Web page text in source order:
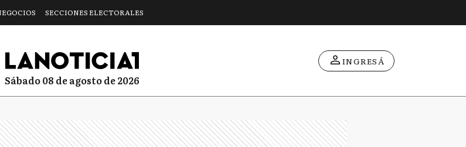
SECCIONES ELECTORALES
sábado 08 de agosto de 2026
INGRESÁ